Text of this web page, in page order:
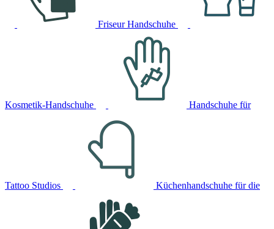
Friseur Handschuhe
Kosmetik-Handschuhe Handschuhe für
Tattoo Studios Küchenhandschuhe für die